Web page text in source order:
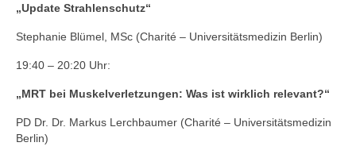
„Update Strahlenschutz“
Stephanie Blümel, MSc (Charité – Universitätsmedizin Berlin)
19:40 – 20:20 Uhr:
„MRT bei Muskelverletzungen: Was ist wirklich relevant?“
PD Dr. Dr. Markus Lerchbaumer (Charité – Universitätsmedizin
Berlin)